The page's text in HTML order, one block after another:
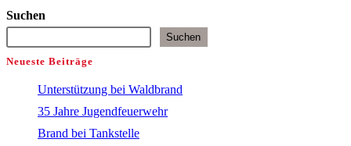
Suchen
Suchen
Neueste Beiträge
Unterstützung bei Waldbrand
35 Jahre Jugendfeuerwehr
Brand bei Tankstelle